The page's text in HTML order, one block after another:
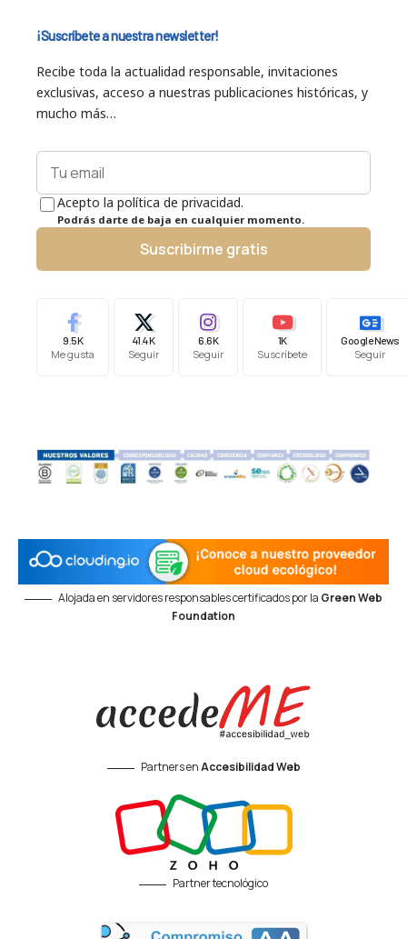
¡Suscríbete a nuestra newsletter!
Recibe toda la actualidad responsable, invitaciones
exclusivas, acceso a nuestras publicaciones históricas, y
mucho más…
Acepto la política de privacidad.
Podrás darte de baja en cualquier momento.
Suscribirme gratis
9.5K
Me gusta
41.4K
Seguir
6.6K
Seguir
1K
Suscríbete
Google News
Seguir
Alojada en servidores responsables certificados por la Green Web
Foundation
Partners enAccesibilidad Web
Partner tecnológico